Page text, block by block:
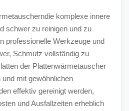
komplexe innere
schwer zu reinigen und zu
professionelle Werkzeuge und
Schmutz vollständig zu
der Plattenwärmetauscher
mit gewöhnlichen
effektiv gereinigt werden,
und Ausfallzeiten erheblich